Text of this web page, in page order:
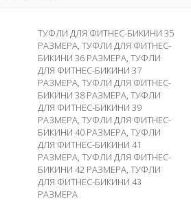
ТУФЛИ ДЛЯ ФИТНЕС-БИКИНИ 35
РАЗМЕРА, ТУФЛИ ДЛЯ ФИТНЕС-
БИКИНИ 36 РАЗМЕРА, ТУФЛИ
ДЛЯ ФИТНЕС-БИКИНИ 37
РАЗМЕРА, ТУФЛИ ДЛЯ ФИТНЕС-
БИКИНИ 38 РАЗМЕРА, ТУФЛИ
ДЛЯ ФИТНЕС-БИКИНИ 39
РАЗМЕРА, ТУФЛИ ДЛЯ ФИТНЕС-
БИКИНИ 40 РАЗМЕРА, ТУФЛИ
ДЛЯ ФИТНЕС-БИКИНИ 41
РАЗМЕРА, ТУФЛИ ДЛЯ ФИТНЕС-
БИКИНИ 42 РАЗМЕРА, ТУФЛИ
ДЛЯ ФИТНЕС-БИКИНИ 43
РАЗМЕРА